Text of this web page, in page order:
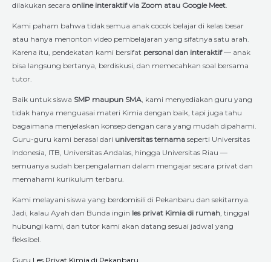
dilakukan secara online interaktif via Zoom atau Google Meet
Kami paham bahwa tidak semua anak cocok belajar di kelas besar
atau hanya menonton video pembelajaran yang sifatnya satu arah.
Karena itu, pendekatan kami bersifat personal dan interaktif— anak
bisa langsung bertanya, berdiskusi, dan memecahkan soal bersama
tutor.
Baik untuk siswa SMP maupun SMA , kami menyediakan guru yang
tidak hanya menguasai materi Kimia dengan baik, tapi juga tahu
bagaimana menjelaskan konsep dengan cara yang mudah dipahami.
Guru-guru kami berasal dari universitas ternama seperti Universitas
Indonesia, ITB, Universitas Andalas, hingga Universitas Riau —
semuanya sudah berpengalaman dalam mengajar secara privat dan
memahami kurikulum terbaru.
Kami melayani siswa yang berdomisili di Pekanbaru dan sekitarnya.
Jadi, kalau Ayah dan Bunda ingin les privat Kimia di rumah , tinggal
hubungi kami, dan tutor kami akan datang sesuai jadwal yang
fleksibel.
Guru Les Privat Kimia di Pekanbaru